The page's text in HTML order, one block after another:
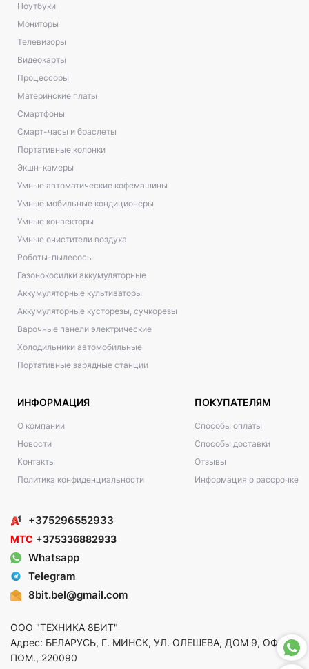
Ноутбуки
Мониторы
Телевизоры
Видеокарты
Процессоры
Материнские платы
Смартфоны
Смарт-часы и браслеты
Портативные колонки
Экшн-камеры
Умные автоматические кофемашины
Умные мобильные кондиционеры
Умные конвекторы
Умные очистители воздуха
Роботы-пылесосы
Газонокосилки аккумуляторные
Аккумуляторные культиваторы
Аккумуляторные кусторезы, сучкорезы
Варочные панели электрические
Холодильники автомобильные
Портативные зарядные станции
ИНФОРМАЦИЯ
О компании
Новости
Контакты
Политика конфиденциальности
ПОКУПАТЕЛЯМ
Способы оплаты
Способы доставки
Отзывы
Информация о рассрочке
+375296552933
МТС +375336882933
Whatsapp
Telegram
8bit.bel@gmail.com
ООО "ТЕХНИКА 8БИТ"
Адрес: БЕЛАРУСЬ, Г. МИНСК, УЛ. ОЛЕШЕВА, ДОМ 9, ОФ. 5,
ПОМ., 220090